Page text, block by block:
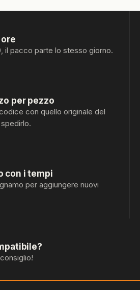
il pacco parte lo stesso giorno.
per pezzo
con quello originale del
con i tempi
per aggiungere nuovi